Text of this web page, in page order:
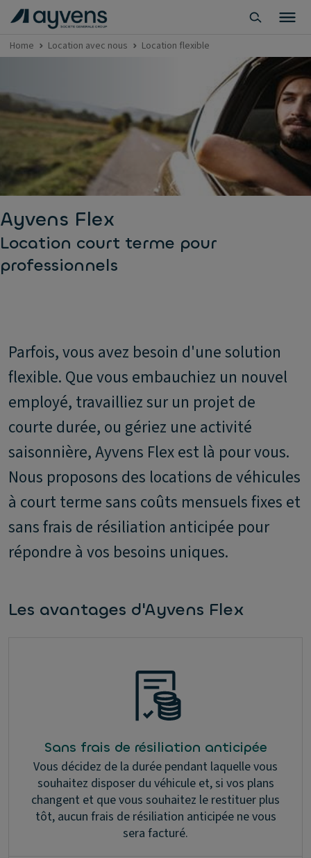
Home Location avec nous Location flexible
Ayvens Flex
Location court terme pour
professionnels
Parfois, vous avez besoin d'une solution
flexible. Que vous embauchiez un nouvel
employé, travailliez sur un projet de
courte durée, ou gériez une activité
saisonnière, Ayvens Flex est là pour vous.
Nous proposons des locations de véhicules
à court terme sans coûts mensuels fixes et
sans frais de résiliation anticipée pour
répondre à vos besoins uniques.
Les avantages d'Ayvens Flex
Sans frais de résiliation anticipée
Vous décidez de la durée pendant laquelle vous
souhaitez disposer du véhicule et, si vos plans
changent et que vous souhaitez le restituer plus
tôt, aucun frais de résiliation anticipée ne vous
sera facturé.